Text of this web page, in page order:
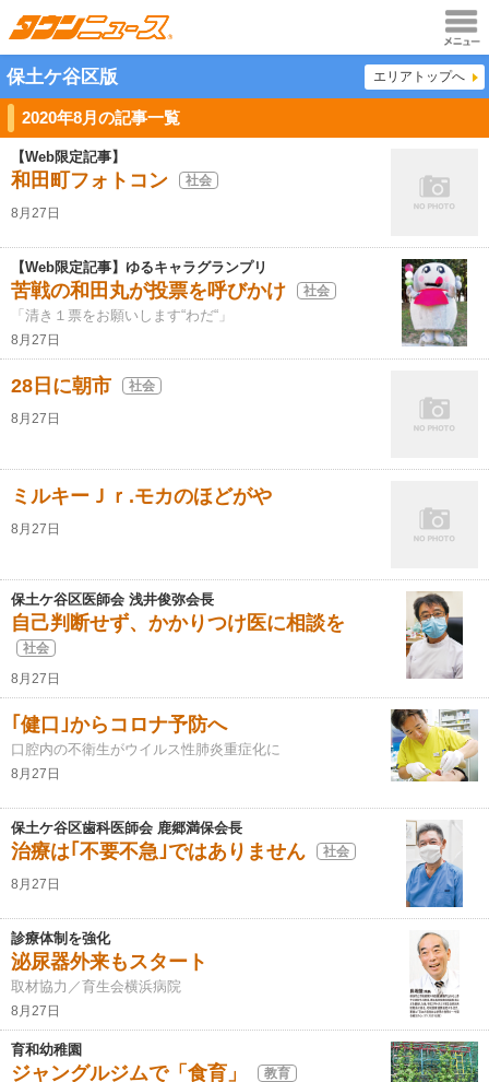
メニュ
ー
保土ケ谷区版 エリアトップへ
2020年8月の記事一覧
【Web限定記事】
和田町フォトコン 社会
8月27日
【Web限定記事】ゆるキャラグランプリ
苦戦の和田丸が投票を呼びかけ 社会
「清き１票をお願いします“わだ“」
8月27日
28日に朝市 社会
8月27日
ミルキーＪｒ.モカのほどがや
8月27日
保土ケ谷区医師会 浅井俊弥会長
自己判断せず、かかりつけ医に相談を
社会
8月27日
｢健口｣からコロナ予防へ
口腔内の不衛生がウイルス性肺炎重症化に
8月27日
保土ケ谷区歯科医師会 鹿郷満保会長
治療は｢不要不急｣ではありません 社会
8月27日
診療体制を強化
泌尿器外来もスタート
取材協力／育生会横浜病院
8月27日
育和幼稚園
ジャングルジムで「食育」 教育